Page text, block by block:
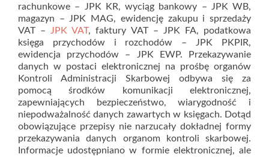
rachunkowe – JPK KR, wyciąg bankowy – JPK WB,
magazyn – JPK MAG, ewidencję zakupu i sprzedaży
VAT –
JPK VAT, faktury VAT – JPK FA, podatkowa
księga przychodów i rozchodów – JPK PKPIR,
ewidencja przychodów – JPK EWP. Przekazywanie
danych w postaci elektronicznej na prośbę organów
Kontroli Administracji Skarbowej odbywa się za
pomocą środków komunikacji elektronicznej,
zapewniających bezpieczeństwo, wiarygodność i
niepodważalność danych zawartych w księgach. Dotąd
obowiązujące przepisy nie narzucały dokładnej formy
przekazywania danych organom kontroli skarbowej.
Informacje udostępniano w formie elektronicznej, ale